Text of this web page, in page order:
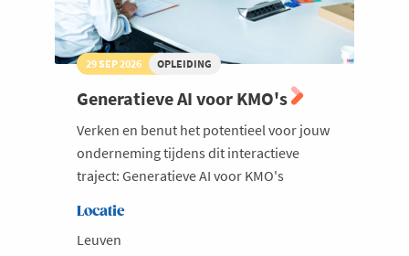
29 SEP 2026 OPLEIDING
Generatieve AI voor KMO's
Verken en benut het potentieel voor jouw
onderneming tijdens dit interactieve
traject: Generatieve AI voor KMO's
Locatie
Leuven